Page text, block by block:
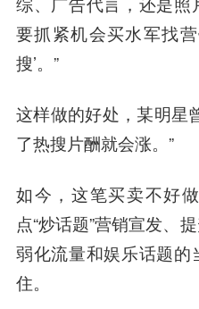
要抓紧机会买水军找
搜’。”
这样做的好处，某明星
了热搜片酬就会涨。”
如今，这笔买卖不好
点“炒话题”营销宣发、
弱化流量和娱乐话题的
住。